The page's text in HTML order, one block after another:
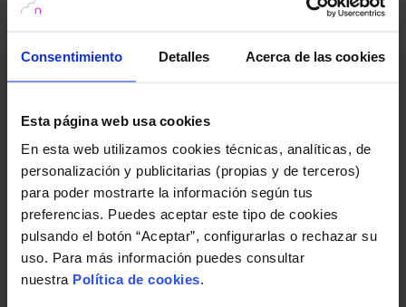
Consentimiento Detalles Acerca de las cookies
Esta página web usa cookies
En esta web utilizamos cookies técnicas, analíticas, de
personalización y publicitarias (propias y de terceros)
para poder mostrarte la información según tus
preferencias. Puedes aceptar este tipo de cookies
pulsando el botón “Aceptar”, configurarlas o rechazar su
uso. Para más información puedes consultar
nuestra Política de cookies.
Hive Systems
podemos observar lostiempos
más cortas y con menor complejidad son
obtenidas instantáneamente.
Tener una contraseña compleja asegura de que